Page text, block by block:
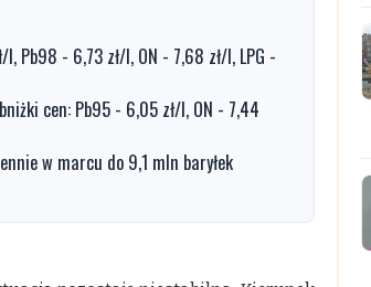
Pb98 - 6,73 zł/l, ON - 7,68 zł/l, LPG -
cen: Pb95 - 6,05 zł/l, ON - 7,44
w marcu do 9,1 mln baryłek